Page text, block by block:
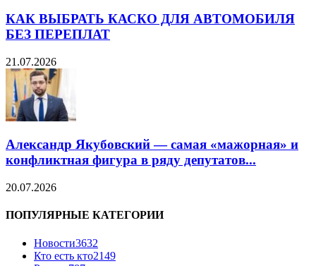
КАК ВЫБРАТЬ КАСКО ДЛЯ АВТОМОБИЛЯ
БЕЗ ПЕРЕПЛАТ
21.07.2026
Александр Якубовский — самая «мажорная» и
конфликтная фигура в ряду депутатов...
20.07.2026
ПОПУЛЯРНЫЕ КАТЕГОРИИ
Новости3632
Кто есть кто2149